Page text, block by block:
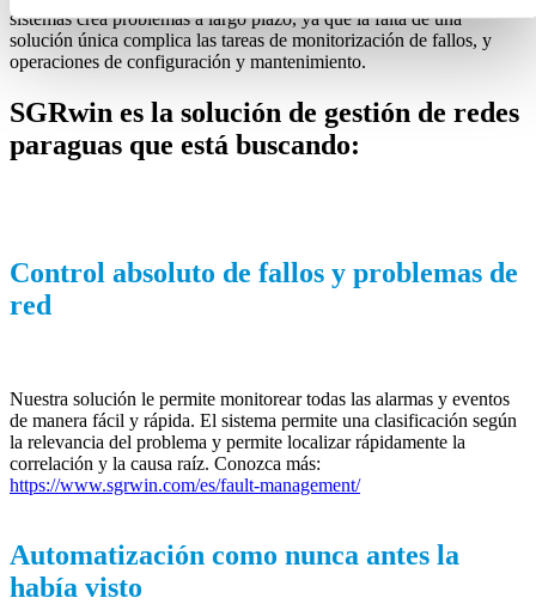
sistemas crea problemas a largo plazo, ya que la falta de una
solución única complica las tareas de monitorización de fallos, y
operaciones de configuración y mantenimiento.
SGRwin es la solución de gestión de redes
paraguas que está buscando:
Control absoluto de fallos y problemas de
red
Nuestra solución le permite monitorear todas las alarmas y eventos
de manera fácil y rápida. El sistema permite una clasificación según
la relevancia del problema y permite localizar rápidamente la
correlación y la causa raíz. Conozca más:
https://www.sgrwin.com/es/fault-management/
Automatización como nunca antes la
había visto